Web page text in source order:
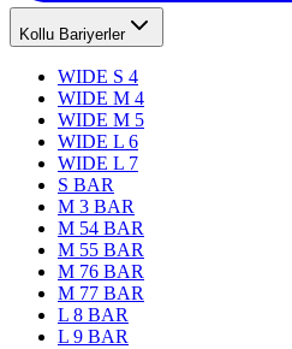
Kollu Bariyerler
WIDE S 4
WIDE M 4
WIDE M 5
WIDE L 6
WIDE L 7
S BAR
M 3 BAR
M 54 BAR
M 55 BAR
M 76 BAR
M 77 BAR
L 8 BAR
L 9 BAR